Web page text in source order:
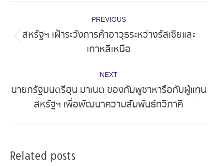
navigation
PREVIOUS
Previous
post:
สหรัฐฯ เฝ้าระวังการค้าอาวุธระหว่างรัสเซียและ
เกาหลีเหนือ
NEXT
post:
นายกรัฐมนตรีฮุน มาเนต ของกัมพูชาหารือกับผู้แทน
สหรัฐฯ เพื่อพัฒนาความสัมพันธ์ทวิภาคี
Related posts